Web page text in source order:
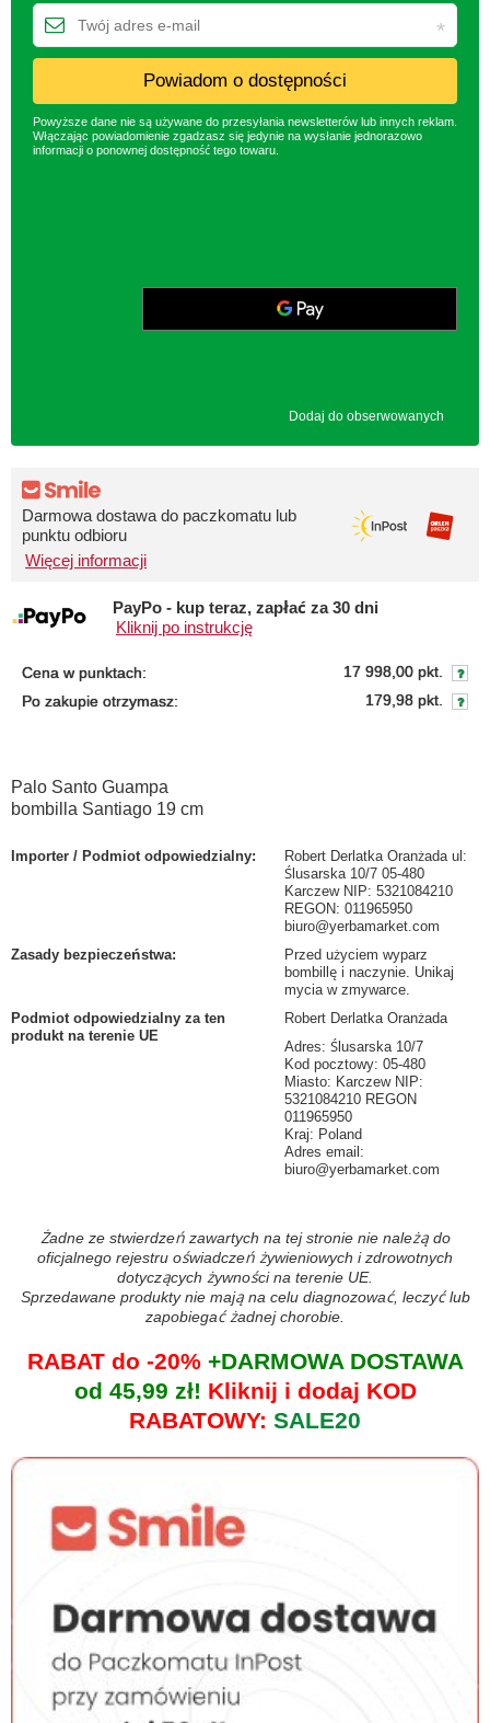
Powiadom o dostępności
Powyższe dane nie są używane do przesyłania newsletterów lub innych reklam.
Włączając powiadomienie zgadzasz się jedynie na wysłanie jednorazowo
informacji o ponownej dostępność tego towaru.
Dodaj do obserwowanych
Darmowa dostawa do paczkomatu lub
punktu odbioru
Więcej informacji
PayPo - kup teraz, zapłać za 30 dni
Kliknij po instrukcję
Cena w punktach:
17 998,00 pkt.
Po zakupie otrzymasz:
179,98 pkt.
Palo Santo Guampa
bombilla Santiago 19 cm
Importer / Podmiot odpowiedzialny:
Robert Derlatka Oranżada ul:
Ślusarska 10/7 05-480
Karczew NIP: 5321084210
REGON: 011965950
biuro@yerbamarket.com
Zasady bezpieczeństwa:
Przed użyciem wyparz
bombillę i naczynie. Unikaj
mycia w zmywarce.
Podmiot odpowiedzialny za ten
produkt na terenie UE
Robert Derlatka Oranżada
Adres: Ślusarska 10/7
Kod pocztowy: 05-480
Miasto: Karczew NIP:
5321084210 REGON
011965950
Kraj: Poland
Adres email:
biuro@yerbamarket.com
Żadne ze stwierdzeń zawartych na tej stronie nie należą do
oficjalnego rejestru oświadczeń żywieniowych i zdrowotnych
dotyczących żywności na terenie UE.
Sprzedawane produkty nie mają na celu diagnozować, leczyć lub
zapobiegać żadnej chorobie.
RABAT do -20%+DARMOWA DOSTAWA
od 45,99 zł! Kliknij i dodaj KOD
RABATOWY: SALE20